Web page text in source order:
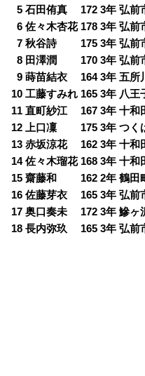
05 石田侑真 172 3年 弘前
06 佐々木杏花 178 3年 弘前
07 秋谷詩 175 3年 弘前
08 田澤潤 170 3年 弘前
09 蒔苗結衣 164 3年 五所
10 工藤すみれ 165 3年 八王
11 直町紗江 167 3年 十和
12 上口凜 175 3年 つく
13 赤坂涼花 162 3年 十和
14 佐々木瑠花 168 3年 十和
15 齋藤和 162 2年 鶴田
16 佐藤芽衣 165 3年 弘前
17 奥口奏未 172 3年 鰺ヶ
18 長内弥玖 165 3年 弘前